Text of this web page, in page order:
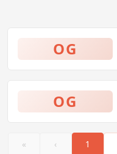
OG
OG
« ‹ 1